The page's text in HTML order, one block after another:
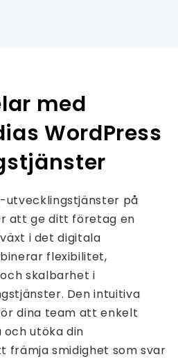
med
WordPress
utvecklingstjänster på
att ge ditt företag en
i det digitala
flexibilitet,
skalbarhet i
Den intuitiva
dina team att enkelt
utöka din
smidighet som svar